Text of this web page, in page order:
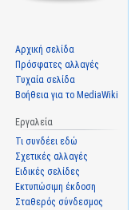
Αρχική σελίδα
Πρόσφατες αλλαγές
Τυχαία σελίδα
Βοήθεια για το MediaWiki
Εργαλεία
Τι συνδέει εδώ
Σχετικές αλλαγές
Ειδικές σελίδες
Εκτυπώσιμη έκδοση
Σταθερός σύνδεσμος